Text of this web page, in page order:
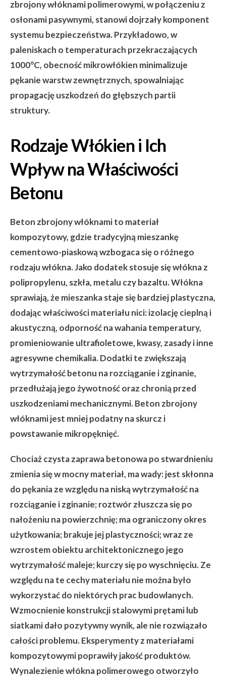
zbrojony włóknami polimerowymi, w połączeniu z
osłonami pasywnymi, stanowi dojrzały komponent
systemu bezpieczeństwa. Przykładowo, w
paleniskach o temperaturach przekraczających
1000°C, obecność mikrowłókien minimalizuje
pękanie warstw zewnętrznych, spowalniając
propagację uszkodzeń do głębszych partii
struktury.
Rodzaje Włókien i Ich
Wpływ na Właściwości
Betonu
Beton zbrojony włóknami to materiał
kompozytowy, gdzie tradycyjną mieszankę
cementowo-piaskową wzbogaca się o różnego
rodzaju włókna. Jako dodatek stosuje się włókna z
polipropylenu, szkła, metalu czy bazaltu. Włókna
sprawiają, że mieszanka staje się bardziej plastyczna,
dodając właściwości materiału nici: izolację cieplną i
akustyczną, odporność na wahania temperatury,
promieniowanie ultrafioletowe, kwasy, zasady i inne
agresywne chemikalia. Dodatki te zwiększają
wytrzymałość betonu na rozciąganie i zginanie,
przedłużają jego żywotność oraz chronią przed
uszkodzeniami mechanicznymi. Beton zbrojony
włóknami jest mniej podatny na skurcz i
powstawanie mikropęknięć.
Chociaż czysta zaprawa betonowa po stwardnieniu
zmienia się w mocny materiał, ma wady: jest skłonna
do pękania ze względu na niską wytrzymałość na
rozciąganie i zginanie; roztwór złuszcza się po
nałożeniu na powierzchnię; ma ograniczony okres
użytkowania; brakuje jej plastyczności; wraz ze
wzrostem obiektu architektonicznego jego
wytrzymałość maleje; kurczy się po wyschnięciu. Ze
względu na te cechy materiału nie można było
wykorzystać do niektórych prac budowlanych.
Wzmocnienie konstrukcji stalowymi prętami lub
siatkami dało pozytywny wynik, ale nie rozwiązało
całości problemu. Eksperymenty z materiałami
kompozytowymi poprawiły jakość produktów.
Wynalezienie włókna polimerowego otworzyło